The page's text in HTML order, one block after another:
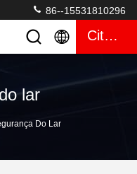
86--15531810296
Citações
lar
Do Lar